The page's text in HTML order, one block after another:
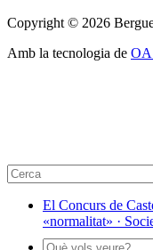
Copyright © 2026
Amb la tecnologia de OA
El Concurs de
«normalitat» ·